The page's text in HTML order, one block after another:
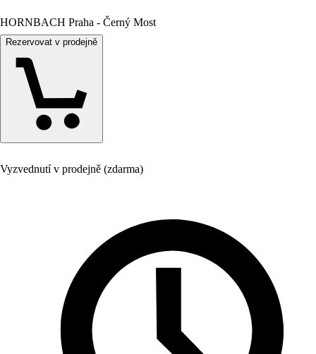
HORNBACH Praha - Černý Most
Rezervovat v prodejně
Vyzvednutí v prodejně (zdarma)